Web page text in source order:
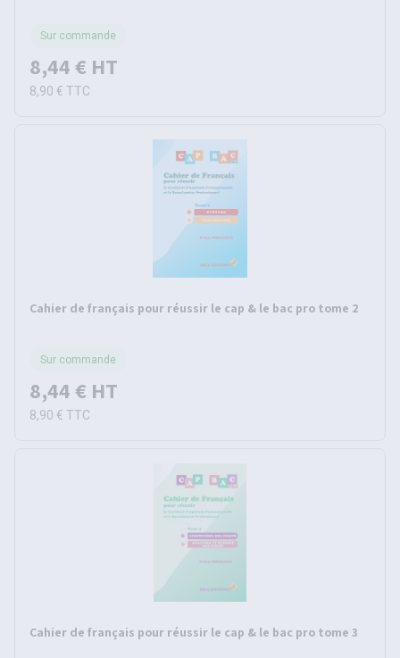
Sur commande
8,44 € HT
8,90 € TTC
Cahier de français pour réussir le cap & le bac pro tome 2
Sur commande
8,44 € HT
8,90 € TTC
Cahier de français pour réussir le cap & le bac pro tome 3